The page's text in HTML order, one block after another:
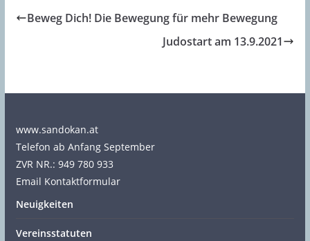
Beweg Dich! Die Bewegung für mehr Bewegung
Judostart am 13.9.2021
www.sandokan.at
Telefon ab Anfang September
ZVR NR.: 949 780 933
Email Kontaktformular
Neuigkeiten
Vereinsstatuten